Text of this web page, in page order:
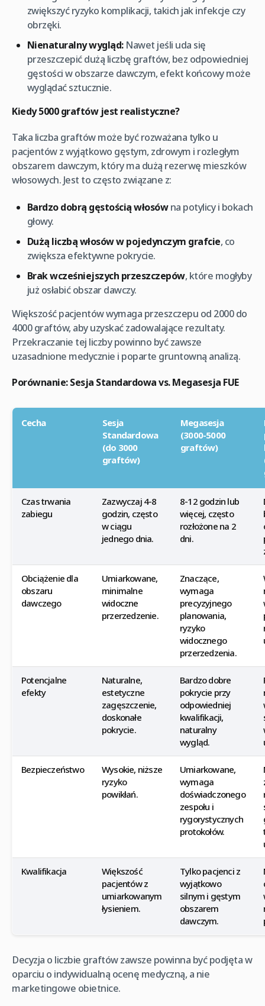
zwiększyć ryzyko komplikacji, takich jak infekcje czy
obrzęki.
Nienaturalny wygląd:Nawet jeśli uda się
przeszczepić dużą liczbę graftów, bez odpowiedniej
gęstości w obszarze dawczym, efekt końcowy może
wyglądać sztucznie.
Kiedy 5000 graftów jest realistyczne?
Taka liczba graftów może być rozważana tylko u
pacjentów z wyjątkowo gęstym, zdrowym i rozległym
obszarem dawczym, który ma dużą rezerwę mieszków
włosowych. Jest to często związane z:
Bardzo dobrą gęstością włosówna potylicy i bokach
głowy.
Dużą liczbą włosów w pojedynczym grafcie, co
zwiększa efektywne pokrycie.
Brak wcześniejszych przeszczepów, które mogłyby
już osłabić obszar dawczy.
Większość pacjentów wymaga przeszczepu od 2000 do
4000 graftów, aby uzyskać zadowalające rezultaty.
Przekraczanie tej liczby powinno być zawsze
uzasadnione medycznie i poparte gruntowną analizą.
Porównanie: Sesja Standardowa vs. Megasesja FUE
Cecha
Sesja
Standardowa
(do 3000
graftów)
Megasesja
(3000-5000
graftów)
Czas trwania
zabiegu
Zazwyczaj 4-8
godzin, często
w ciągu
jednego dnia.
8-12 godzin lub
więcej, często
rozłożone na 2
dni.
Obciążenie dla
obszaru
dawczego
Umiarkowane,
minimalne
widoczne
przerzedzenie.
Znaczące,
wymaga
precyzyjnego
planowania,
ryzyko
widocznego
przerzedzenia.
Potencjalne
efekty
Naturalne,
estetyczne
zagęszczenie,
doskonałe
pokrycie.
Bardzo dobre
pokrycie przy
odpowiedniej
kwalifikacji,
naturalny
wygląd.
Bezpieczeństwo
Wysokie, niższe
ryzyko
powikłań.
Umiarkowane,
wymaga
doświadczonego
zespołu i
rygorystycznych
protokołów.
Kwalifikacja
Większość
pacjentów z
umiarkowanym
łysieniem.
Tylko pacjenci z
wyjątkowo
silnym i gęstym
obszarem
dawczym.
Decyzja o liczbie graftów zawsze powinna być podjęta w
oparciu o indywidualną ocenę medyczną, a nie
marketingowe obietnice.